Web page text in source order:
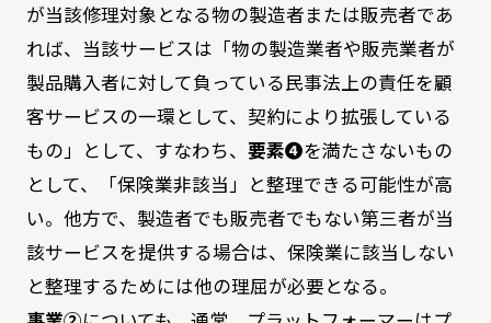
が当該修理対象となる物の製造者または販売者であ
れば、当該サービスは「物の製造業者や販売業者が
製品購入者に対して負っている民事法上の責任を顧
客サービスの一環として、契約により拡張している
もの」として、すなわち、 要素❹を満たさないもの
として、「保険業非該当」と整理できる可能性が高
い。他方で、製造者でも販売者でもない第三者が当
該サービスを提供する場合は、保険業に該当しない
と整理するためには他の理屈が必要となる。